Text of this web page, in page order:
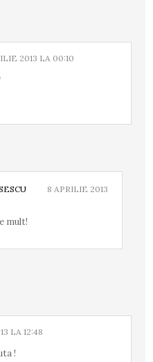
2013 LA 00:10
8 APRILIE 2013
mult!
LA 12:48
!